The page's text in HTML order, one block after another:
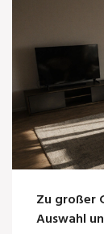
Zu großer
Auswahl